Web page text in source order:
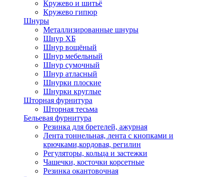
Кружево и шитьё
Кружево гипюр
Шнуры
Металлизированные шнуры
Шнур ХБ
Шнур вощёный
Шнур мебельный
Шнур сумочный
Шнур атласный
Шнурки плоские
Шнурки круглые
Шторная фурнитура
Шторная тесьма
Бельевая фурнитура
Резинка для бретелей, ажурная
Лента тоннельная, лента с кнопками и
крючками,кордовая, регилин
Регуляторы, кольца и застежки
Чашечки, косточки корсетные
Резинка окантовочная